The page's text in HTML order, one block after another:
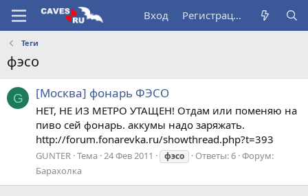
Вход Регистрация
Теги
фэсо
G [Москва] фонарь ФЭСО
НЕТ, НЕ ИЗ МЕТРО УТАЩЕН! Отдам или поменяю на
пиво сей фонарь. аккумы надо заряжать.
http://forum.fonarevka.ru/showthread.php?t=393
GUNTER Тема 24 Фев 2011 фэсо Ответы: 6 Форум:
Барахолка